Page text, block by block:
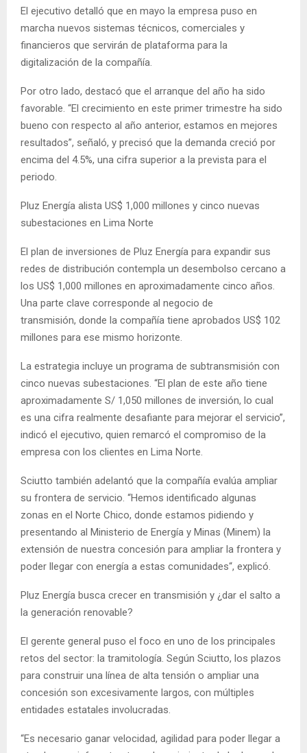
El ejecutivo detalló que en mayo la empresa puso en
marcha nuevos sistemas técnicos, comerciales y
financieros que servirán de plataforma para la
digitalización de la compañía.
Por otro lado, destacó que el arranque del año ha sido
favorable. “El crecimiento en este primer trimestre ha sido
bueno con respecto al año anterior, estamos en mejores
resultados”, señaló, y precisó que la demanda creció por
encima del 4.5%, una cifra superior a la prevista para el
periodo.
Pluz Energía alista US$ 1,000 millones y cinco nuevas
subestaciones en Lima Norte
El plan de inversiones de Pluz Energía para expandir sus
redes de distribución contempla un desembolso cercano a
los US$ 1,000 millones en aproximadamente cinco años.
Una parte clave corresponde al negocio de
transmisión, donde la compañía tiene aprobados US$ 102
millones para ese mismo horizonte.
La estrategia incluye un programa de subtransmisión con
cinco nuevas subestaciones. “El plan de este año tiene
aproximadamente S/ 1,050 millones de inversión, lo cual
es una cifra realmente desafiante para mejorar el servicio”,
indicó el ejecutivo, quien remarcó el compromiso de la
empresa con los clientes en Lima Norte.
Sciutto también adelantó que la compañía evalúa ampliar
su frontera de servicio. “Hemos identificado algunas
zonas en el Norte Chico, donde estamos pidiendo y
presentando al Ministerio de Energía y Minas (Minem) la
extensión de nuestra concesión para ampliar la frontera y
poder llegar con energía a estas comunidades“, explicó.
Pluz Energía busca crecer en transmisión y ¿dar el salto a
la generación renovable?
El gerente general puso el foco en uno de los principales
retos del sector: la tramitología. Según Sciutto, los plazos
para construir una línea de alta tensión o ampliar una
concesión son excesivamente largos, con múltiples
entidades estatales involucradas.
“Es necesario ganar velocidad, agilidad para poder llegar a